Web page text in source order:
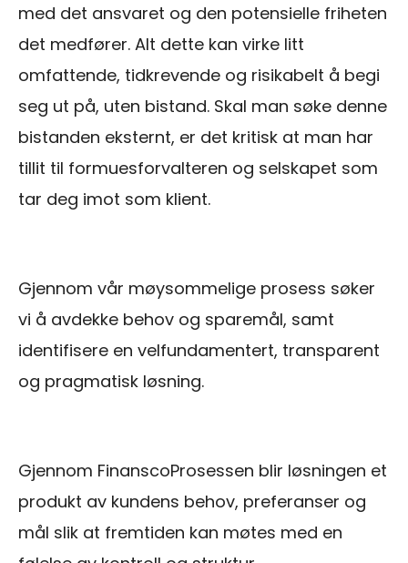
med det ansvaret og den potensielle friheten
det medfører. Alt dette kan virke litt
omfattende, tidkrevende og risikabelt å begi
seg ut på, uten bistand. Skal man søke denne
bistanden eksternt, er det kritisk at man har
tillit til formuesforvalteren og selskapet som
tar deg imot som klient.
Gjennom vår møysommelige prosess søker
vi å avdekke behov og sparemål, samt
identifisere en velfundamentert, transparent
og pragmatisk løsning.
Gjennom FinanscoProsessen blir løsningen et
produkt av kundens behov, preferanser og
mål slik at fremtiden kan møtes med en